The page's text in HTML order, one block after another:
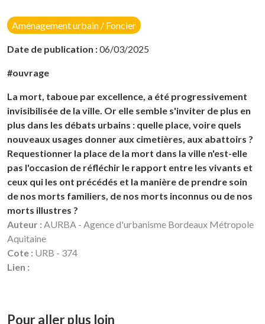
Aménagement urbain / Foncier
Date de publication :06/03/2025
#ouvrage
La mort, taboue par excellence, a été progressivement
invisibilisée de la ville. Or elle semble s'inviter de plus en
plus dans les débats urbains : quelle place, voire quels
nouveaux usages donner aux cimetières, aux abattoirs ?
Requestionner la place de la mort dans la ville n'est-elle
pas l'occasion de réfléchir le rapport entre les vivants et
ceux qui les ont précédés et la manière de prendre soin
de nos morts familiers, de nos morts inconnus ou de nos
morts illustres ?
Auteur : AURBA - Agence d'urbanisme Bordeaux Métropole
Aquitaine
Cote : URB - 374
Lien :
Pour aller plus loin